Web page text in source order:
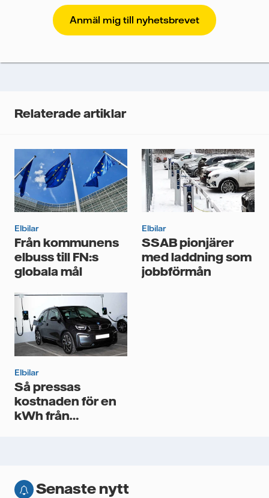
Vattenfall skyddar och respekterar din integritet. För
att Vattenfalls storföretagsförsäljning ska kunna
skicka nyhetsbrevet till dig, behöver vi dina uppgifter.
analysera deras prestanda, inklusive
tredje part, och du kan när som helst återkalla ditt
personuppgifter.
Jag samtycker till att Vattenfall behandlar mina
personuppgifter för att kunna skicka mig
nyhetsbrevet.*
Relaterade artiklar
Elbilar
Från kommunens
elbuss till FN:s
globala mål
Elbilar
SSAB pionjärer
med laddning som
jobbförmån
Elbilar
Så pressas
kostnaden för en
kWh från
Senaste nytt